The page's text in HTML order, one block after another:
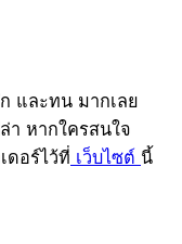
และทน มากเลย
า หากใครสนใจ
ดอร์ไว้ที่ เว็บไซต์ นี้